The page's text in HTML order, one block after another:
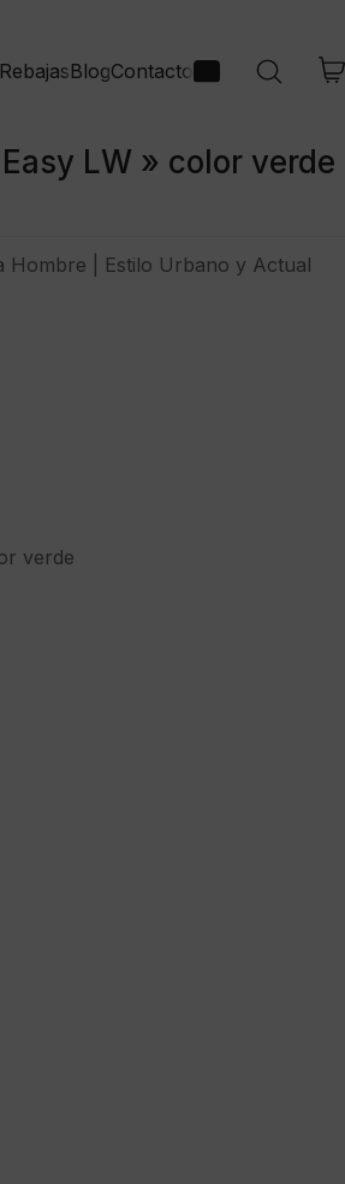
RebajasBlogContacto
LW » color verde
verde
Hombre | Estilo Urbano y Actual